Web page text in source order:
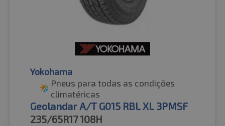
Yokohama
Pneus para todas as condições
climatéricas
Geolandar A/T G015 RBL XL 3PMSF
235/65R17108H